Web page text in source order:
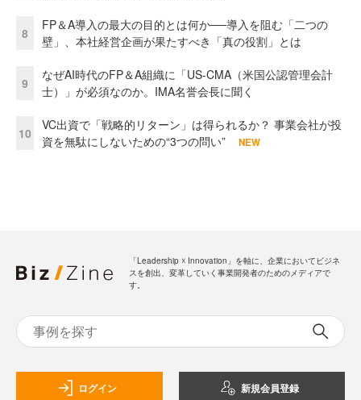
8
FP＆A導入の最大の目的とは何か──導入を阻む「二つの
壁」、本社経営企画が果たすべき「真の役割」とは
9
なぜAI時代のFP＆A組織に「US-CMA（米国公認管理会計
士）」が必須なのか。IMA名誉会長に聞く
10
VC出資で「戦略的リターン」は得られるか？ 事業会社が投
資を無駄にしないための“3つの問い”
NEW
「Leadership ☓ Innovation」を軸に、企業においてビジネ
スを創出、変革していく事業開発者のためのメディアで
す。
ログイン 新規会員登録